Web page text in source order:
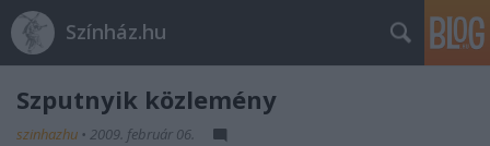
Színház.hu
Szputnyik közlemény
szinhazhu • 2009. február 06.